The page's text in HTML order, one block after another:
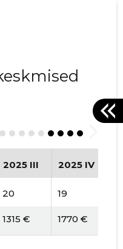
2025 III 2025 IV
20 19
1315 € 1770 €